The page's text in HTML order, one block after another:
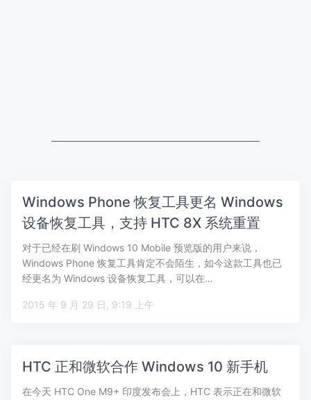
Windows Phone 恢复工具更名 Windows
设备恢复工具，支持 HTC 8X 系统重置
对于已经在刷 Windows 10 Mobile 预览版的用户来说，
Windows Phone 恢复工具肯定不会陌生，如今这款工具也已
经更名为 Windows 设备恢复工具，可以在…
2015 年 9 月 29 日, 9:19 上午
HTC 正和微软合作 Windows 10 新手机
在今天 HTC One M9+ 印度发布会上，HTC 表示正在和微软